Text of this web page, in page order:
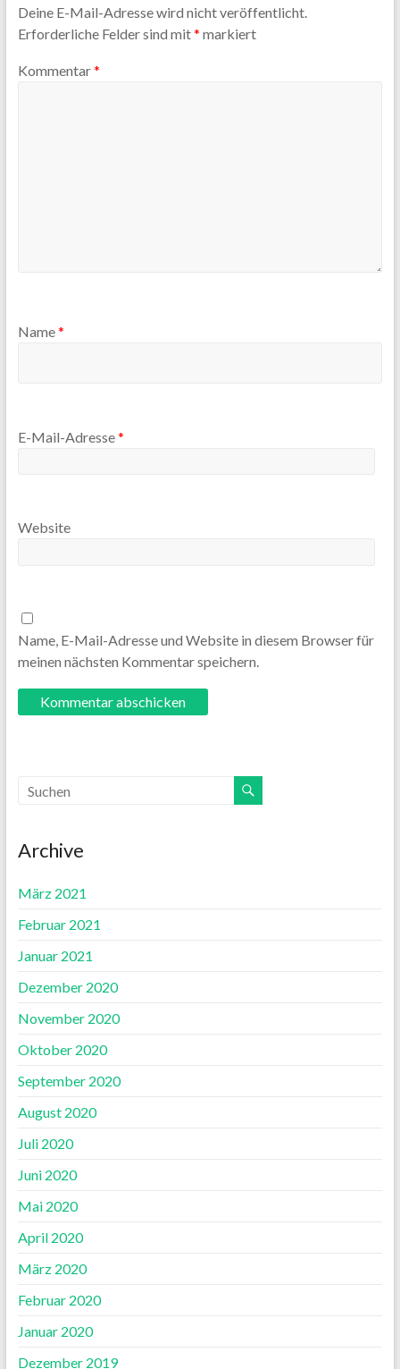
Deine E-Mail-Adresse wird nicht veröffentlicht.
Erforderliche Felder sind mit* markiert
Kommentar*
Name*
E-Mail-Adresse*
Website
Name, E-Mail-Adresse und Website in diesem Browser für
meinen nächsten Kommentar speichern.
Archive
März 2021
Februar 2021
Januar 2021
Dezember 2020
November 2020
Oktober 2020
September 2020
August 2020
Juli 2020
Juni 2020
Mai 2020
April 2020
März 2020
Februar 2020
Januar 2020
Dezember 2019